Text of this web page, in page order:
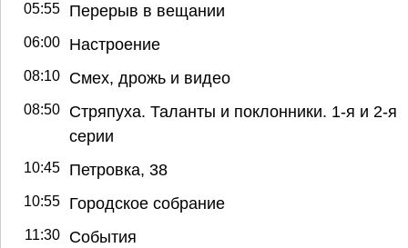
05:55 Перерыв в вещании
06:00 Настроение
08:10 Смех, дрожь и видео
08:50
Стряпуха. Таланты и поклонники. 1-я и 2-я
серии
10:45 Петровка, 38
10:55 Городское собрание
11:30 События